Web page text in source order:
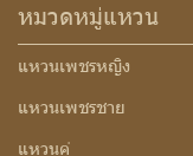
หมวดหมู่แหวน
แหวนเพชรหญิง
แหวนเพชรชาย
แหวนคู่